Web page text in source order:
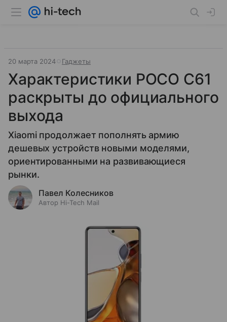
20 марта 2024 Гаджеты
Характеристики POCO C61
раскрыты до официального
выхода
Xiaomi продолжает пополнять армию
дешевых устройств новыми моделями,
ориентированными на развивающиеся
рынки.
Павел Колесников
Автор Hi-Tech Mail